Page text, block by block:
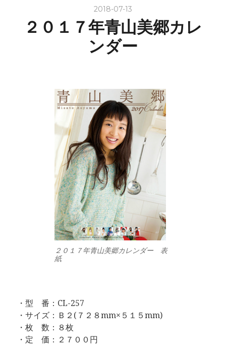
2018-07-13
２０１７年青山美郷カレ
ンダー
２０１７年青山美郷カレンダー 表
紙
・型 番：CL-257
・サイズ：Ｂ２(７２８mm×５１５mm)
・枚 数：８枚
・定 価：２７００円